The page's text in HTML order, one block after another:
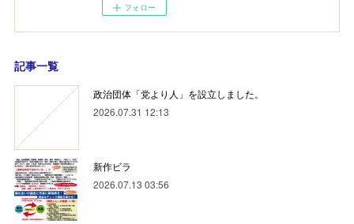
フォロー
記事一覧
政治団体「党より人」を設立しました。
2026.07.31 12:13
新作ビラ
2026.07.13 03:56